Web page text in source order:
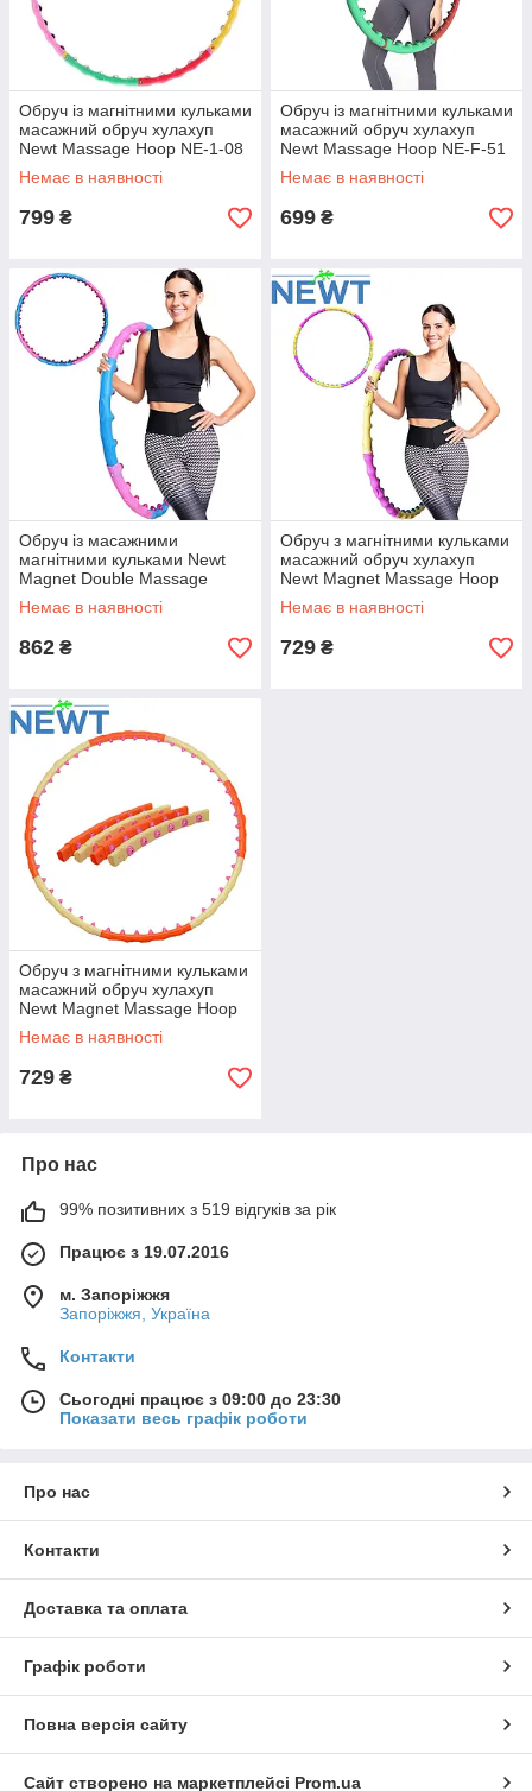
Обруч із магнітними кульками
масажний обруч хулахуп
Newt Massage Hoop NE-1-08
діаметр 105 см вага 1,2 кг
Немає в наявності
799 ₴
Обруч із магнітними кульками
масажний обруч хулахуп
Newt Massage Hoop NE-F-51
діаметр 105 см вага 1,28 кг
Немає в наявності
699 ₴
Обруч із масажними
магнітними кульками Newt
Magnet Double Massage
Hoop NE-F-53
Немає в наявності
862 ₴
Обруч з магнітними кульками
масажний обруч хулахуп
Newt Magnet Massage Hoop
NE-F-52 діаметр 105 см вага
1,2 кг
Немає в наявності
729 ₴
Обруч з магнітними кульками
масажний обруч хулахуп
Newt Magnet Massage Hoop
NE-F-50 діаметр 105 см вага
1,2 кг
Немає в наявності
729 ₴
Про нас
99% позитивних з 519 відгуків за рік
Працює з 19.07.2016
м. Запоріжжя
Запоріжжя, Україна
Контакти
Сьогодні працює з 09:00 до 23:30
Показати весь графік роботи
Про нас
Контакти
Доставка та оплата
Графік роботи
Повна версія сайту
Сайт створено на маркетплейсі Prom.ua